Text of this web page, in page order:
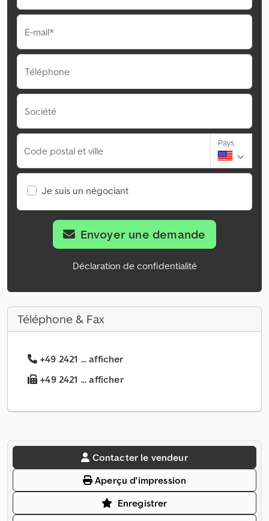
E-mail*
Téléphone
Société
Code postal et ville
Pays
Je suis un négociant
Envoyer une demande
Déclaration de confidentialité
Téléphone & Fax
+49 2421 ... afficher
+49 2421 ... afficher
Contacter le vendeur
Aperçu d'impression
Enregistrer